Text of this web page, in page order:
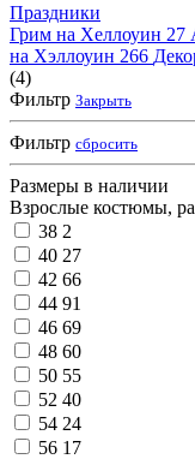
Праздники
Грим на Хеллоуин 27
на Хэллоуин 266
(4)
Фильтр Закрыть
Фильтр сбросить
Размеры в наличии
Взрослые костюмы,
38 2
40 27
42 66
44 91
46 69
48 60
50 55
52 40
54 24
56 17